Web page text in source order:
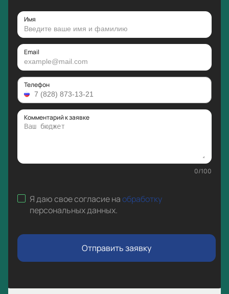
Имя
Email
Телефон
Комментарий к заявке
0/100
Я даю свое согласие наобработку
персональных данных.
Отправить заявку